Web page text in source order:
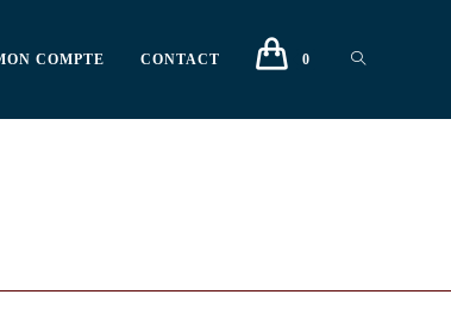
COMPTE CONTACT 0